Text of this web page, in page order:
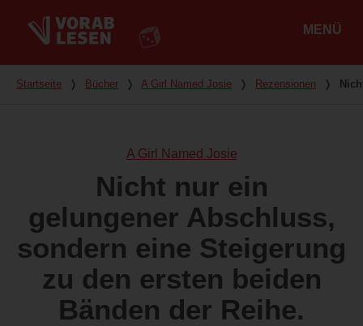
MENÜ
Du bist hier
Startseite ❭ Bücher ❭ A Girl Named Josie ❭ Rezensionen ❭
A Girl Named Josie
Nicht nur ein
gelungener Abschluss,
sondern eine Steigerung
zu den ersten beiden
Bänden der Reihe.